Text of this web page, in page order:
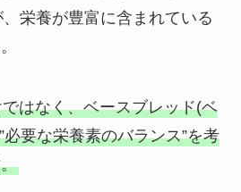
栄養が豊富に含まれている
はなく、ベースブレッド(ベ
要な栄養素のバランス”を考